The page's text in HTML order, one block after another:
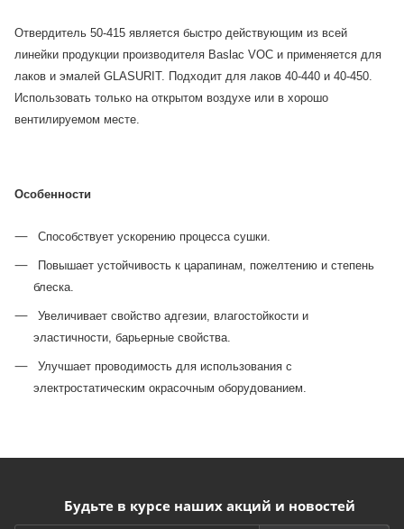
Отвердитель 50-415 является быстро действующим из всей
линейки продукции производителя Baslac VOC и применяется для
лаков и эмалей GLASURIT. Подходит для лаков 40-440 и 40-450.
Использовать только на открытом воздухе или в хорошо
вентилируемом месте.
Особенности
Способствует ускорению процесса сушки.
Повышает устойчивость к царапинам, пожелтению и степень
блеска.
Увеличивает свойство адгезии, влагостойкости и
эластичности, барьерные свойства.
Улучшает проводимость для использования с
электростатическим окрасочным оборудованием.
Будьте в курсе наших акций и новостей